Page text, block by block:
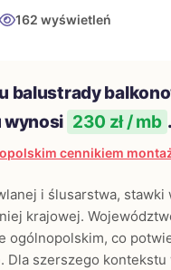
162 wyświetleń
balustrady
wynosi 230 zł / mb .
cennikiem
i ślusarstwa, stawki
krajowej.
ogólnopolskim, co
. Dla szerszego kontekstu